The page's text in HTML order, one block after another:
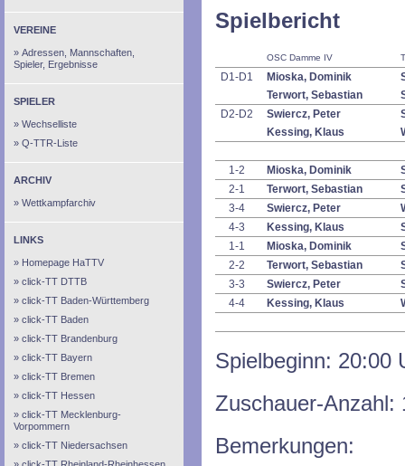
VEREINE
Adressen, Mannschaften,
Spieler, Ergebnisse
SPIELER
Wechselliste
Q-TTR-Liste
ARCHIV
Wettkampfarchiv
LINKS
Homepage HaTTV
click-TT DTTB
click-TT Baden-Württemberg
click-TT Baden
click-TT Brandenburg
click-TT Bayern
click-TT Bremen
click-TT Hessen
click-TT Mecklenburg-
Vorpommern
click-TT Niedersachsen
Spielbericht
OSC Damme IV
D1-D1
Mioska, Dominik
Terwort, Sebastian
D2-D2
Swiercz, Peter
Kessing, Klaus
1-2 Mioska, Dominik
2-1
Terwort, Sebastian
3-4
Swiercz, Peter
4-3
Kessing, Klaus
1-1
Mioska, Dominik
2-2
Terwort, Sebastian
3-3
Swiercz, Peter
4-4
Kessing, Klaus
Spielbeginn: 20:00
Zuschauer-Anzahl:
Bemerkungen: